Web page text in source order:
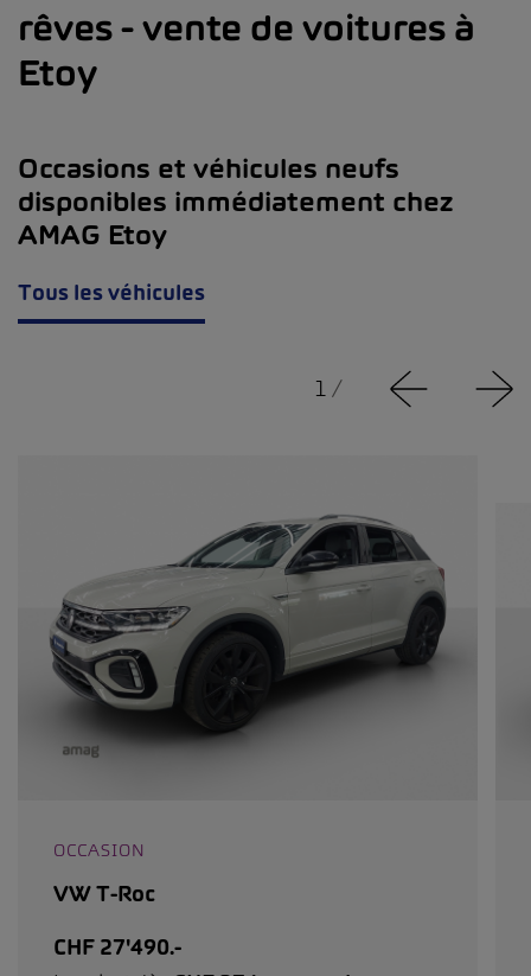
rêves - vente de voitures à
Etoy
Occasions et véhicules neufs
disponibles immédiatement chez
AMAG Etoy
Tous les véhicules
1 /
OCCASION
VW T-Roc
CHF 27'490.-